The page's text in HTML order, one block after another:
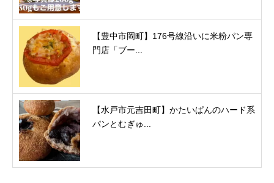
【豊中市岡町】176号線沿いに米粉パン専
門店「ブー...
【水戸市元吉田町】かたいぱんのハード系
パンとむぎゅ...